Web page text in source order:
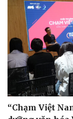
“Chạm Việt